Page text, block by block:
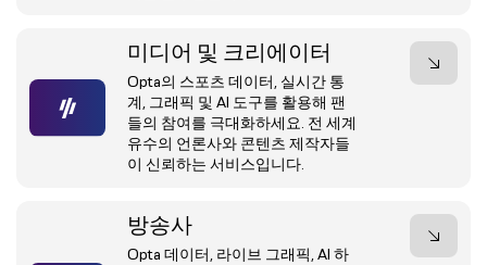
미디어 및 크리에이터
Opta의 스포츠 데이터, 실시간 통
계, 그래픽 및 AI 도구를 활용해 팬
들의 참여를 극대화하세요. 전 세계
유수의 언론사와 콘텐츠 제작자들
이 신뢰하는 서비스입니다.
방송사
Opta 데이터, 라이브 그래픽, AI 하